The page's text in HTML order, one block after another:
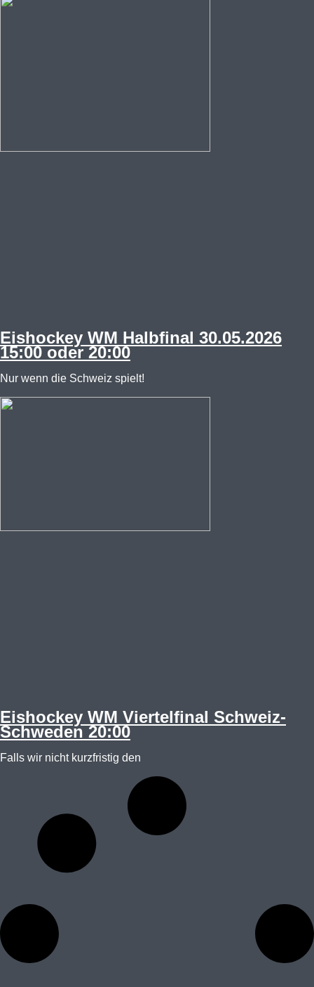
Eishockey WM Halbfinal 30.05.2026
15:00 oder 20:00
Nur wenn die Schweiz spielt!
Eishockey WM Viertelfinal Schweiz-
Schweden 20:00
Falls wir nicht kurzfristig den